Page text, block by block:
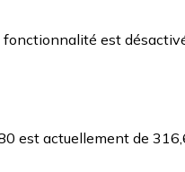
fonctionnalité est
est actuellement de